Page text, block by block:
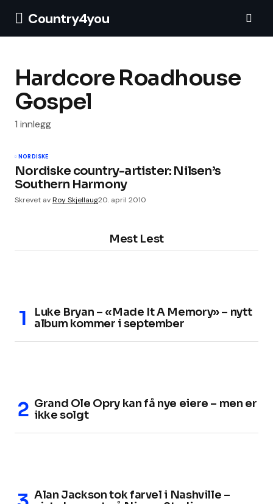
Country4you
Hardcore Roadhouse
Gospel
1 innlegg
NORDISKE
Nordiske country-artister: Nilsen’s
Southern Harmony
Skrevet avRoy Skjellaug20. april 2010
Mest Lest
Luke Bryan – «Made It A Memory» – nytt
album kommer i september
Grand Ole Opry kan få nye eiere – men er
ikke solgt
Alan Jackson tok farvel i Nashville –